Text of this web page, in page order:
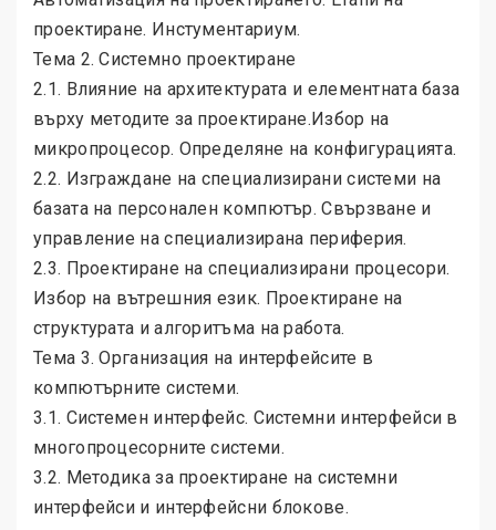
проектиране. Инстументариум.
Тема 2. Системно проектиране
2.1. Влияние на архитектурата и елементната база
върху методите за проектиране.Избор на
микропроцесор. Определяне на конфигурацията.
2.2. Изграждане на специализирани системи на
базата на персонален компютър. Свързване и
управление на специализирана периферия.
2.3. Проектиране на специализирани процесори.
Избор на вътрешния език. Проектиране на
структурата и алгоритъма на работа.
Тема 3. Организация на интерфейсите в
компютърните системи.
3.1. Системен интерфейс. Системни интерфейси в
многопроцесорните системи.
3.2. Методика за проектиране на системни
интерфейси и интерфейсни блокове.